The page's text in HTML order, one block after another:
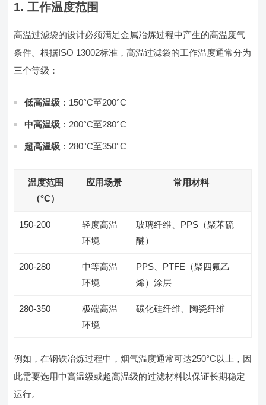
1. 工作温度范围
高温过滤袋的设计必须满足金属冶炼过程中产生的高温废气
条件。根据ISO 13002标准，高温过滤袋的工作温度通常分为
三个等级：
低高温级 ：150°C至200°C
中高温级 ：200°C至280°C
超高温级 ：280°C至350°C
温度范围
（°C）
应用场景 常用材料
150-200
轻度高温
环境
玻璃纤维、PPS（聚苯硫
醚）
200-280
中等高温
环境
PPS、PTFE（聚四氟乙
烯）涂层
280-350
极端高温
环境
碳化硅纤维、陶瓷纤维
例如，在钢铁冶炼过程中，烟气温度通常可达250°C以上，因
此需要选用中高温级或超高温级的过滤材料以保证长期稳定
运行。